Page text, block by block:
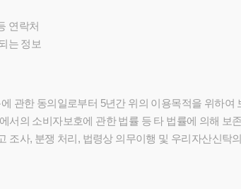
연락처
는 정보
관한 동의일로부터 5년간위의 이용목적을 위하여
서의 소비자보호에 관한 법률 등 타 법률에 의해 보
조사, 분쟁 처리, 법령상 의무이행 및 우리자산신탁